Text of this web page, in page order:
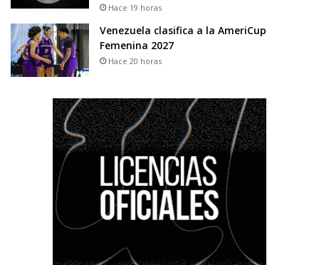
Hace 19 horas
Venezuela clasifica a la AmeriCup
Femenina 2027
Hace 20 horas